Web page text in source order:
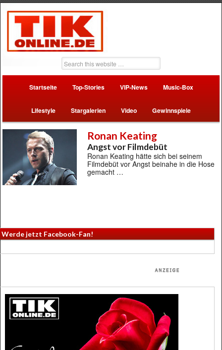
Startseite Top-Stories VIP-News Music-Box
Lifestyle Stargalerien Video Gewinnspiele
Ronan Keating
Angst vor Filmdebüt
Ronan Keating hätte sich bei seinem
Filmdebüt vor Angst beinahe in die Hose
gemacht …
Werde jetzt Facebook-Fan!